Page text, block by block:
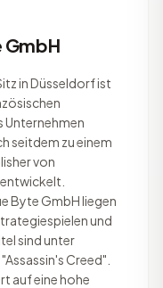
GmbH
in Düsseldorf ist
Unternehmen
seitdem zu einem
von
Byte GmbH liegen
und
sind unter
Creed".
auf eine hohe